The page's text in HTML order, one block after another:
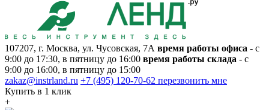
107207, г. Москва, ул. Чусовская, 7А время работы офиса - с
9:00 до 17:30, в пятницу до 16:00 время работы склада - с
9:00 до 16:00, в пятницу до 15:00
zakaz@instrland.ru +7 (495) 120-70-62 перезвонить мне
Купить в 1 клик
+